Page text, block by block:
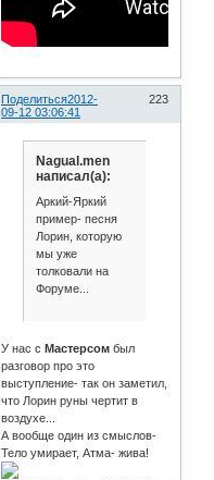
Поделиться 223
2012-
09-12 03:06:41
Nagual.men
написал(а):
Аркий-Яркий
пример- песня
Лорин, которую
мы уже
толковали на
Форуме...
У нас сМастерсом был
разговор про это
выступление- так он заметил,
что Лорин руны чертит в
воздухе...
А вообще один из смыслов-
Тело умирает, Атма- жива!